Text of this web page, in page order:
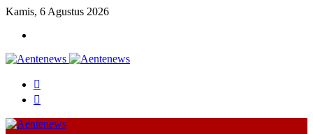
Kamis, 6 Agustus 2026